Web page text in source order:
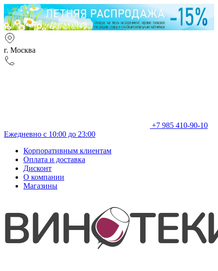
г. Москва
+7 985 410-90-10
Ежедневно с 10:00 до 23:00
Корпоративным клиентам
Оплата и доставка
Дисконт
О компании
Магазины